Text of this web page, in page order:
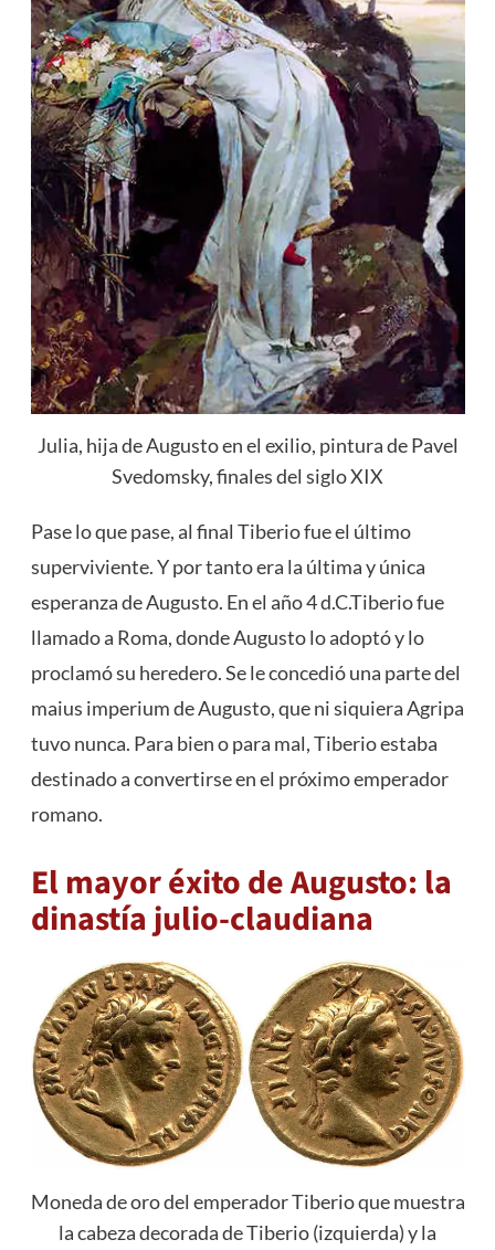
Julia, hija de Augusto en el exilio, pintura de Pavel
Svedomsky, finales del siglo XIX
Pase lo que pase, al final Tiberio fue el último
superviviente. Y por tanto era la última y única
esperanza de Augusto. En el año 4 d.C.Tiberio fue
llamado a Roma, donde Augusto lo adoptó y lo
proclamó su heredero. Se le concedió una parte del
maius imperium de Augusto, que ni siquiera Agripa
tuvo nunca. Para bien o para mal, Tiberio estaba
destinado a convertirse en el próximo emperador
romano.
El mayor éxito de Augusto: la
dinastía julio-claudiana
Moneda de oro del emperador Tiberio que muestra
la cabeza decorada de Tiberio (izquierda) y la